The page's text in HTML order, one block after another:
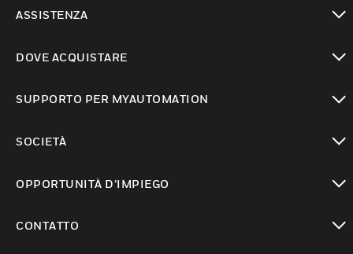
ASSISTENZA
DOVE ACQUISTARE
SUPPORTO PER MYAUTOMATION
SOCIETÀ
OPPORTUNITÀ D’IMPIEGO
CONTATTO